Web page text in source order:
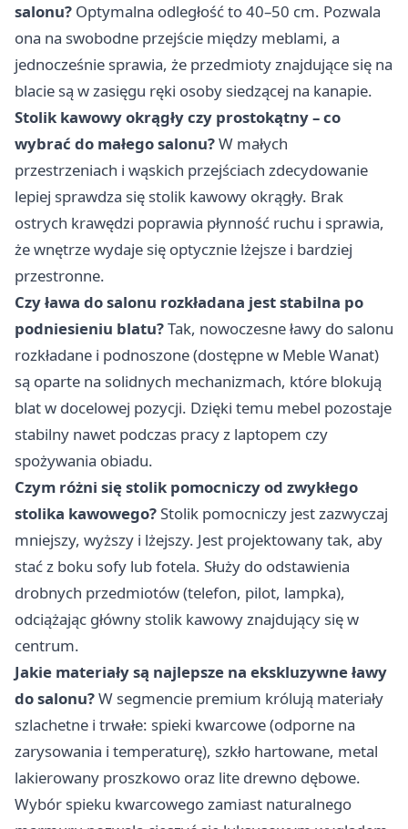
salonu? Optymalna odległość to 40–50 cm. Pozwala
ona na swobodne przejście między meblami, a
jednocześnie sprawia, że przedmioty znajdujące się na
blacie są w zasięgu ręki osoby siedzącej na kanapie.
Stolik kawowy okrągły czy prostokątny – co
wybrać do małego salonu?W małych
przestrzeniach i wąskich przejściach zdecydowanie
lepiej sprawdza się stolik kawowy okrągły. Brak
ostrych krawędzi poprawia płynność ruchu i sprawia,
że wnętrze wydaje się optycznie lżejsze i bardziej
przestronne.
Czy ława do salonu rozkładana jest stabilna po
podniesieniu blatu?Tak, nowoczesne ławy do salonu
rozkładane i podnoszone (dostępne w Meble Wanat)
są oparte na solidnych mechanizmach, które blokują
blat w docelowej pozycji. Dzięki temu mebel pozostaje
stabilny nawet podczas pracy z laptopem czy
spożywania obiadu.
Czym różni się stolik pomocniczy od zwykłego
stolika kawowego?Stolik pomocniczy jest zazwyczaj
mniejszy, wyższy i lżejszy. Jest projektowany tak, aby
stać z boku sofy lub fotela. Służy do odstawienia
drobnych przedmiotów (telefon, pilot, lampka),
odciążając główny stolik kawowy znajdujący się w
centrum.
Jakie materiały są najlepsze na ekskluzywne ławy
do salonu?W segmencie premium królują materiały
szlachetne i trwałe: spieki kwarcowe (odporne na
zarysowania i temperaturę), szkło hartowane, metal
lakierowany proszkowo oraz lite drewno dębowe.
Wybór spieku kwarcowego zamiast naturalnego